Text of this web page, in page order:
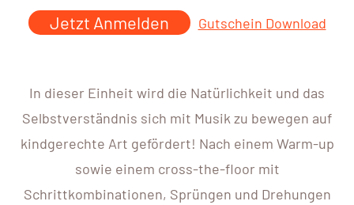
Jetzt Anmelden Gutschein Download
In dieser Einheit wird die Natürlichkeit und das
Selbstverständnis sich mit Musik zu bewegen auf
kindgerechte Art gefördert! Nach einem Warm-up
sowie einem cross-the-floor mit
Schrittkombinationen, Sprüngen und Drehungen